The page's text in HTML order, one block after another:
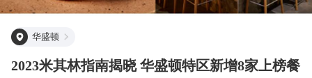
华盛顿
2023米其林指南揭晓 华盛顿特区新增8家上榜餐